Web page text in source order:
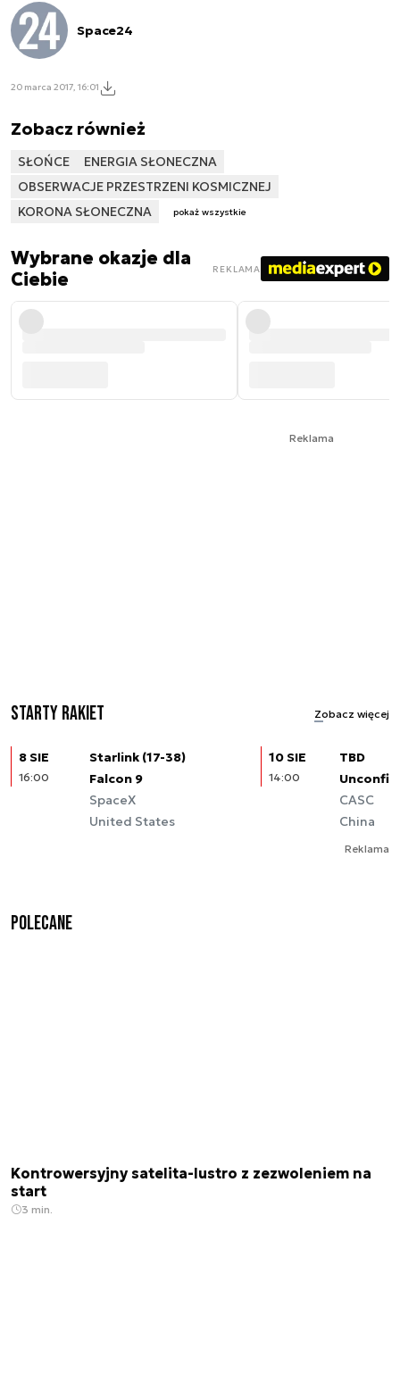
Space24
20 marca 2017, 16:01
Zobacz również
SŁOŃCE
ENERGIA SŁONECZNA
OBSERWACJE PRZESTRZENI KOSMICZNEJ
KORONA SŁONECZNA
pokaż wszystkie
Wybrane okazje dla
Ciebie
REKLAMA
Reklama
Starty rakiet Zobacz więcej
8 SIE
16:00
Starlink (17-38)
Falcon 9
SpaceX
United States
10 SIE
14:00
TBD
CASC
China
Reklama
Polecane
Kontrowersyjny satelita-lustro z zezwoleniem na
start
3 min.